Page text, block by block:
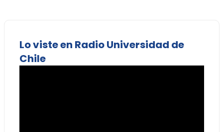
Lo viste en Radio Universidad de
Chile